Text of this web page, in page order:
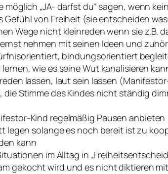
möglich „JA- darfst du“ sagen, wenn
Gefühl von Freiheit (sie entscheiden
Wege nicht kleinreden wenn sie z.B.
nehmen mit seinen Ideen und
bindungsorientiert
lernen, wie es seine Wut kanalisieren
lassen, laut sein lassen
die Stimme des Kindes nicht ständig
Kind regelmäßig Pausen
legen solange es noch bereit ist zu
kann
im Alltag in
gekocht wird und es nicht diktieren